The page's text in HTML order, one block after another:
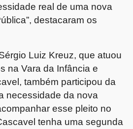
real de uma nova
destacaram os
Luiz Kreuz, que atuou
na Vara da Infância e
também participou da
necessidade da nova
esse pleito no
tenha uma segunda